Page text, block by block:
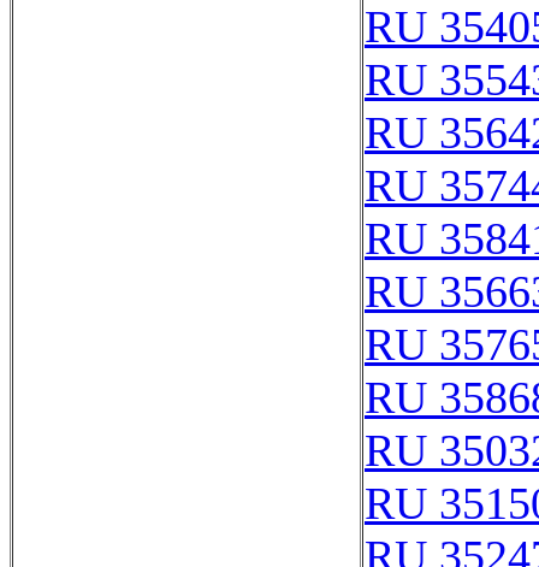
RU
RU
RU
RU
RU
RU
RU
RU
RU
RU
RU